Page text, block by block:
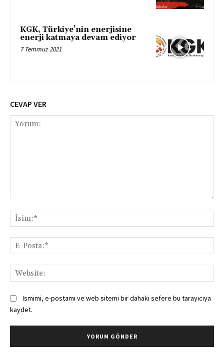
KGK, Türkiye’nin enerjisine
enerji katmaya devam ediyor
7 Temmuz 2021
CEVAP VER
Ismimi, e-postamı ve web sitemi bir dahaki sefere bu tarayıcıya
kaydet.